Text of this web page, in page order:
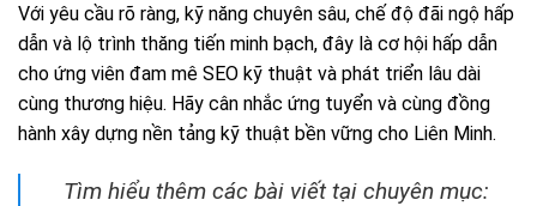
Với yêu cầu rõ ràng, kỹ năng chuyên sâu, chế độ đãi ngộ hấp
dẫn và lộ trình thăng tiến minh bạch, đây là cơ hội hấp dẫn
cho ứng viên đam mê SEO kỹ thuật và phát triển lâu dài
cùng thương hiệu. Hãy cân nhắc ứng tuyển và cùng đồng
hành xây dựng nền tảng kỹ thuật bền vững cho Liên Minh.
Tìm hiểu thêm các bài viết tại chuyên mục: